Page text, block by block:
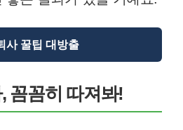
사 꿀팁 대방출
꼼꼼히 따져봐!